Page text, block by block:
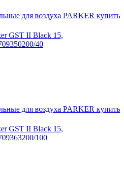
GST II Black 15,
40
GST II Black 15,
100